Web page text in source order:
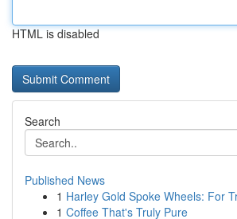
HTML is disabled
Search
Published News
1 Harley Gold Spoke Wheels: For
1 Coffee That's Truly Pure